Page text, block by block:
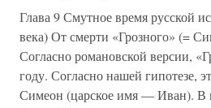
Глава 9 Смутное время русской
века) От смерти «Грозного» (=
Согласно романовской версии,
году. Согласно нашей гипотезе,
Симеон (царское имя — Иван). В